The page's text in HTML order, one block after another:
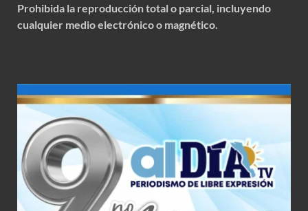
Prohibida la reproducción total o parcial, incluyendo
cualquier medio electrónico o magnético.